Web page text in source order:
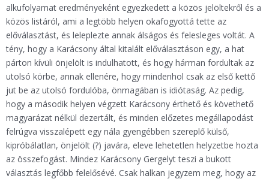
alkufolyamat eredményeként egyezkedett a közös jelöltekről és a
közös listáról, ami a legtöbb helyen okafogyottá tette az
előválasztást, és leleplezte annak álságos és felesleges voltát. A
tény, hogy a Karácsony által kitalált előválasztáson egy, a hat
párton kívüli önjelölt is indulhatott, és hogy hárman fordultak az
utolsó körbe, annak ellenére, hogy mindenhol csak az első kettő
jut be az utolsó fordulóba, önmagában is idiótaság. Az pedig,
hogy a második helyen végzett Karácsony érthető és követhető
magyarázat nélkül dezertált, és minden előzetes megállapodást
felrúgva visszalépett egy nála gyengébben szereplő külső,
kipróbálatlan, önjelölt (?) javára, eleve lehetetlen helyzetbe hozta
az összefogást. Mindez Karácsony Gergelyt teszi a bukott
választás legfőbb felelősévé. Csak halkan jegyzem meg, hogy az